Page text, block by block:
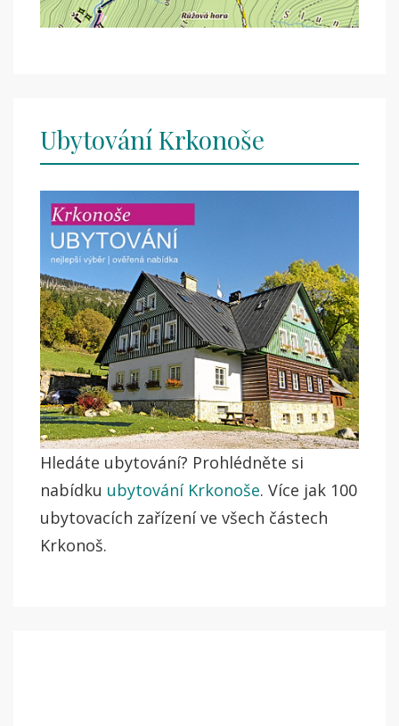
Ubytování Krkonoše
Hledáte ubytování? Prohlédněte si
nabídku ubytování Krkonoše. Více jak 100
ubytovacích zařízení ve všech částech
Krkonoš.